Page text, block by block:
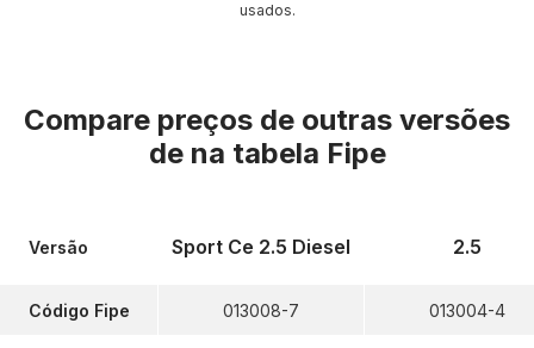
usados.
Compare preços de outras versões
de na tabela Fipe
Versão
Código Fipe
Sport Ce 2.5 Diesel
013008-7
2.5
013004-4